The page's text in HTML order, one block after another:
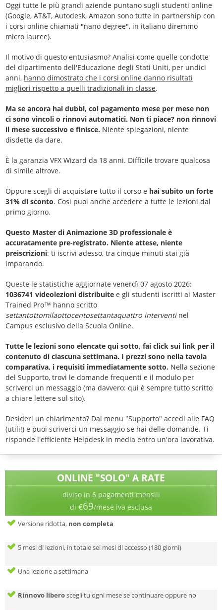
Oggi tutte le più grandi aziende puntano sugli studenti online
(Google, AT&T, Autodesk, Amazon sono tutte in partnership con
i corsi online chiamati "nano degree", in italiano diremmo
micro lauree).
Il motivo di questo entusiasmo? Analisi come quelle condotte
del dipartimento dell'Educazione degli Stati Uniti, per undici
anni, hanno dimostrato che i corsi online danno risultati
migliori rispetto a quelli tradizionali in classe.
Ma se ancora hai dubbi, col pagamento mese per mese non
ci sono vincoli o rinnovi automatici. Non ti piace? non rinnovi
il mese successivo e finisce. Niente spiegazioni, niente
disdette da dare.
È la garanzia VFX Wizard da 18 anni. Difficile trovare qualcosa
di simile altrove.
Oppure scegli di acquistare tutto il corso e hai subito un forte
31% di sconto. Così puoi anche accedere a tutte le lezioni dal
primo giorno.
Questo Master di Animazione 3D professionale è
accuratamente pre-registrato. Niente attese, niente
preiscrizioni: ti iscrivi adesso, tra cinque minuti stai già
imparando.
Queste le statistiche aggiornate venerdì 07 agosto 2026:
1036741 videolezioni distribuite e gli studenti iscritti ai Master
Trained Pro™ hanno scritto
settantottomilaottocentosettantaquattro interventinel
Campus esclusivo della Scuola Online.
Tutte le lezioni sono elencate qui sotto, fai click sui link per il
contenuto di ciascuna settimana. I prezzi sono nella tavola
comparativa, i requisiti immediatamente sotto. Nella sezione
del Supporto, trovi le domande frequenti e il modulo per
scriverci un messaggio (ma davvero: qui è sempre tutto scritto
a chiare lettere sul sito).
Desideri un chiarimento? Dal menu "Supporto" accedi alle FAQ
(utili!) e puoi scriverci un messaggio se hai delle domande. Ti
risponde l'efficiente Helpdesk in media entro un'ora lavorativa.
ONLINE "SOLO" A RATE
diviso in 6 pagamenti mensili
di €69/mese iva esclusa
Versione ridotta, non completa
5 mesi di lezioni, in totale sei mesi di accesso (180 giorni)
Una lezione a settimana
Rinnovo liberoscegli tu ogni mese se continuare oppure no